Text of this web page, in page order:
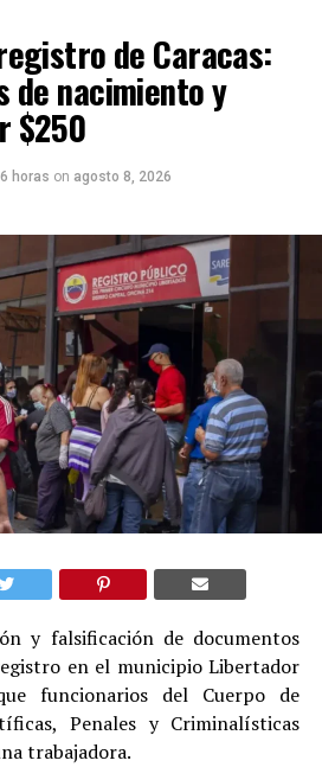
de Caracas:
de nacimiento y
$250
horas on agosto 8, 2026
y falsificación de documentos
en el municipio Libertador
funcionarios del Cuerpo de
Penales y Criminalísticas
trabajadora.